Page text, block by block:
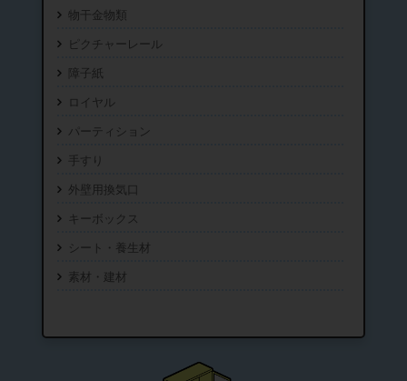
物干金物類
ピクチャーレール
障子紙
ロイヤル
パーティション
手すり
外壁用換気口
キーボックス
シート・養生材
素材・建材